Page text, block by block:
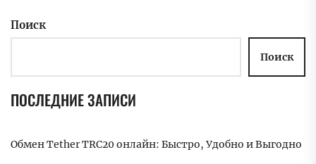
Поиск
Поиск
ПОСЛЕДНИЕ ЗАПИСИ
Обмен Tether TRC20 онлайн: Быстро, Удобно и Выгодно